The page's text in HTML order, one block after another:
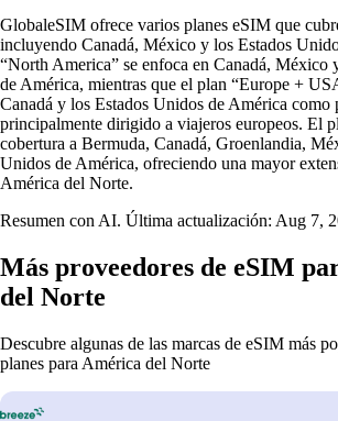
GlobaleSIM ofrece varios planes eSIM que
incluyendo Canadá, México y los Estados
“North America” se enfoca en Canadá, México
de América, mientras que el plan “Europe +
Canadá y los Estados Unidos de América como
principalmente dirigido a viajeros europeos. El
cobertura a Bermuda, Canadá, Groenlandia,
Unidos de América, ofreciendo una mayor
América del Norte.
Resumen con AI. Última actualización: Aug 7,
Más proveedores de eSIM
del Norte
Descubre algunas de las marcas de eSIM más
planes para América del Norte